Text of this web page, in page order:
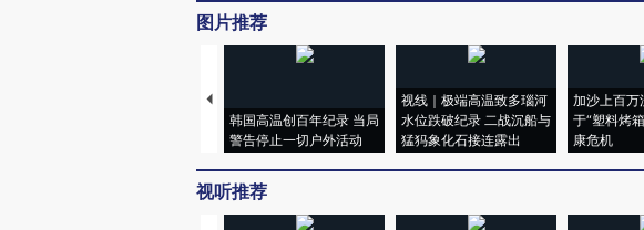
图片推荐
韩国高温创百年纪录 当局
警告停止一切户外活动
视线｜极端高温致多瑙河
水位跌破纪录 二战沉船与
猛犸象化石接连露出
加沙上百万
于“塑料烤
康危机
视听推荐